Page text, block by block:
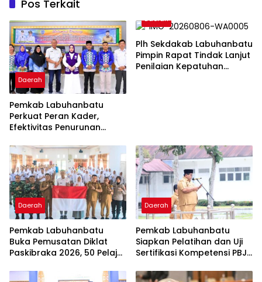
Pos Terkait
Daerah
Pemkab Labuhanbatu
Perkuat Peran Kader,
Efektivitas Penurunan
Tantangan Bersama
Daerah
Plh Sekdakab Labuhanbatu
Pimpin Rapat Tindak Lanjut
Penilaian Kepatuhan
Daerah
Pemkab Labuhanbatu
Buka Pemusatan Diklat
Paskibraka 2026, 50 Pelajar
Putih
Daerah
Pemkab Labuhanbatu
Siapkan Pelatihan dan Uji
Sertifikasi Kompetensi PBJ